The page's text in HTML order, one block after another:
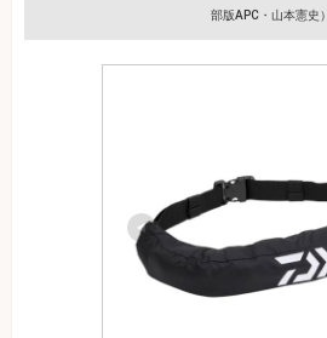
部版APC・山本憲史）